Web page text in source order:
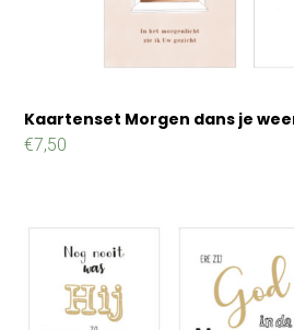
Kaartenset Morgen dans je
€7,50